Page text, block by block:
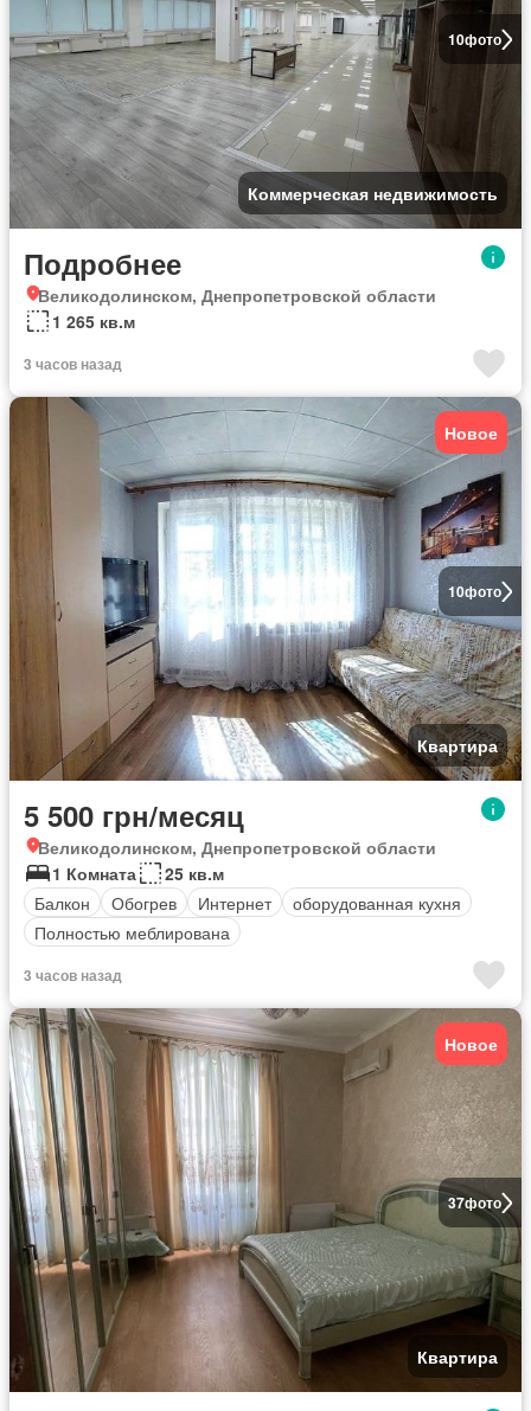
10фото
Коммерческая недвижимость
Подробнее
Великодолинском, Днепропетровской области
1 265 кв.м
3 часов назад
10фото
Новое
Квартира
5 500 грн/месяц
Великодолинском, Днепропетровской области
1 Комната
25 кв.м
Балкон
Обогрев Интернет
оборудованная кухня
Полностью меблирована
3 часов назад
37фото
Новое
Квартира